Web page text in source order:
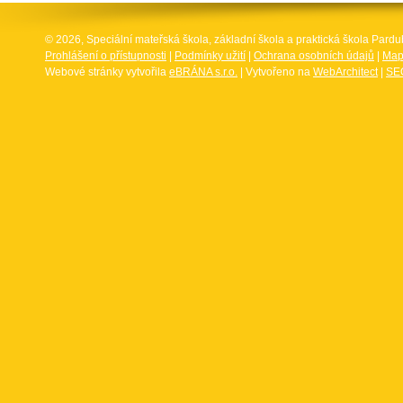
© 2026, Speciální mateřská škola, základní škola a praktická škola
Prohlášení o přístupnosti
Podmínky užití Ochrana osobních údajů
Webové stránky vytvořila eBRÁNA s.r.o. | Vytvořeno na WebArchitect|